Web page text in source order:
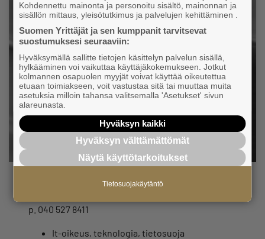
p. 040 527 8411
It-oikeus, teknologia, tietosuoja
Kohdennettu mainonta ja personoitu sisältö, mainonnan ja
sisällön mittaus, yleisötutkimus ja palvelujen kehittäminen .
Suomen Yrittäjät ja sen kumppanit tarvitsevat
suostumuksesi seuraaviin:
Hyväksymällä sallitte tietojen käsittelyn palvelun sisällä,
hylkääminen voi vaikuttaa käyttäjäkokemukseen. Jotkut
kolmannen osapuolen myyjät voivat käyttää oikeutettua
etuaan toimiakseen, voit vastustaa sitä tai muuttaa muita
asetuksia milloin tahansa valitsemalla 'Asetukset' sivun
alareunasta.
Hyväksyn kaikki
Hyväksyn välttämättömät
Näytä käyttötarkoitukset
Tietosuojakäytäntö